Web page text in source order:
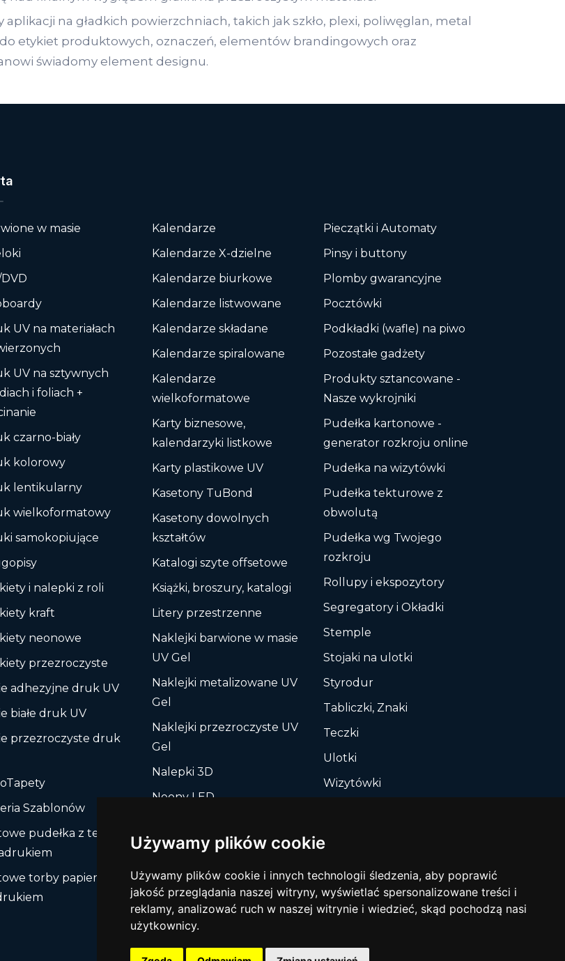
Używamy plików cookie
Używamy plików cookie i innych technologii śledzenia, aby poprawić
jakość przeglądania naszej witryny, wyświetlać spersonalizowane treści i
reklamy, analizować ruch w naszej witrynie i wiedzieć, skąd pochodzą nasi
użytkownicy.
na gładkich powierzchniach, takich jak szkło, plexi, poliwęglan, metal
etykiet produktowych, oznaczeń, elementów brandingowych oraz
świadomy element designu.
w masie
UV na materiałach
UV na sztywnych
i foliach +
czarno-biały
kolorowy
lentikularny
wielkoformatowy
samokopiujące
i nalepki z roli
kraft
neonowe
przezroczyste
adhezyjne druk UV
białe druk UV
przezroczyste druk
Szablonów
pudełka z tektury
torby papierowe z
Kalendarze
Kalendarze X-dzielne
Kalendarze biurkowe
Kalendarze listwowane
Kalendarze składane
Kalendarze spiralowane
Kalendarze
wielkoformatowe
Karty biznesowe,
kalendarzyki listkowe
Karty plastikowe UV
Kasetony TuBond
Kasetony dowolnych
kształtów
Katalogi szyte offsetowe
Książki, broszury, katalogi
Litery przestrzenne
Naklejki barwione w masie
UV Gel
Naklejki metalizowane UV
Gel
Naklejki przezroczyste UV
Gel
Nalepki 3D
Neony LED
Obrazy
Pamięci USB
Papiery firmowe
Pieczątki i Automaty
Pinsy i buttony
Plomby gwarancyjne
Pocztówki
Podkładki (wafle) na piwo
Pozostałe gadżety
Produkty sztancowane -
Nasze wykrojniki
Pudełka kartonowe -
generator rozkroju online
Pudełka na wizytówki
Pudełka tekturowe z
obwolutą
Pudełka wg Twojego
rozkroju
Rollupy i ekspozytory
Segregatory i Okładki
Stemple
Stojaki na ulotki
Styrodur
Tabliczki, Znaki
Teczki
Ulotki
Wizytówki
Zakładki do książek
Zaproszenia